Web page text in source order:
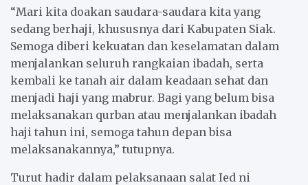
“Mari kita doakan saudara-saudara kita yang
sedang berhaji, khususnya dari Kabupaten Siak.
Semoga diberi kekuatan dan keselamatan dalam
menjalankan seluruh rangkaian ibadah, serta
kembali ke tanah air dalam keadaan sehat dan
menjadi haji yang mabrur. Bagi yang belum bisa
melaksanakan qurban atau menjalankan ibadah
haji tahun ini, semoga tahun depan bisa
melaksanakannya,” tutupnya.
Turut hadir dalam pelaksanaan salat Ied ni